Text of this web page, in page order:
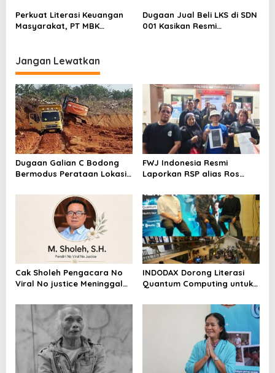
Sentimen Pasar
Pelapor Desak Polda Jambi
Segera Lakukan Penahanan
Perkuat Literasi Keuangan
Masyarakat, PT MBK
Dugaan Jual Beli LKS di SDN
001 Kasikan Resmi
Jangan Lewatkan
Dugaan Galian C Bodong
Bermodus Perataan Lokasi
Riau Akan Tinjauan Lokasi
FWJ Indonesia Resmi
Laporkan RSP alias Ros
Cak Sholeh Pengacara No
Viral No justice Meninggal
INDODAX Dorong Literasi
Quantum Computing untuk
Blockchain